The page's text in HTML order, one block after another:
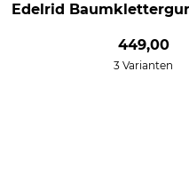
Edelrid
449,00
3 Varianten